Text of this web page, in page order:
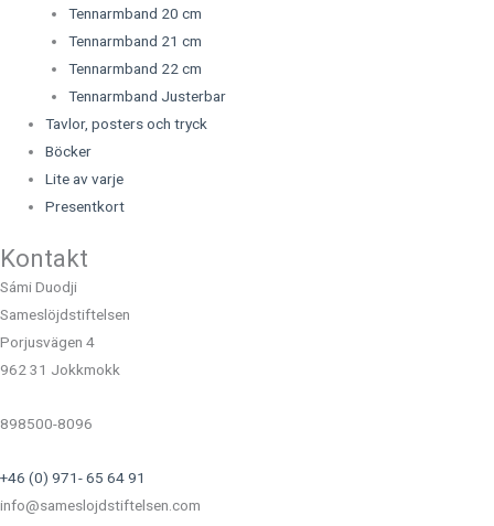
Tennarmband 20 cm
Tennarmband 21 cm
Tennarmband 22 cm
Tennarmband Justerbar
Tavlor, posters och tryck
Böcker
Lite av varje
Presentkort
Kontakt
Sámi Duodji
Sameslöjdstiftelsen
Porjusvägen 4
962 31 Jokkmokk
898500-8096
+46 (0) 971- 65 64 91
info@sameslojdstiftelsen.com